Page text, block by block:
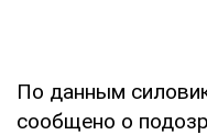
По данным
сообщено о